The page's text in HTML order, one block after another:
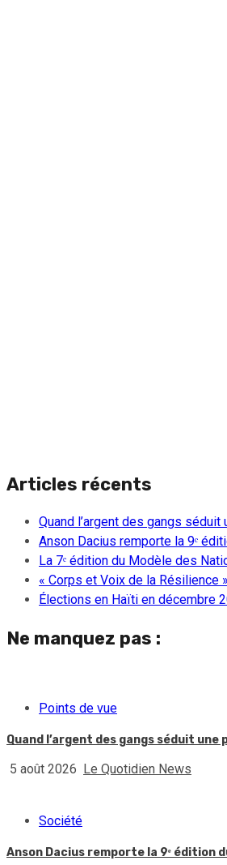
Articles récents
Quand l’argent des gangs
Anson Dacius remporte la 9ᵉ
La 7ᵉ édition du Modèle des
« Corps et Voix de la Résilience
Élections en Haïti en décembre
Ne manquez pas :
Points de vue
Quand l’argent des gangs séduit
5 août 2026 Le Quotidien News
Société
Anson Dacius remporte la 9ᵉ édition